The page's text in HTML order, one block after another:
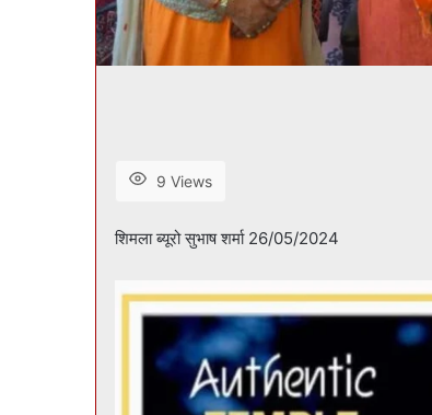
9 Views
शिमला ब्यूरो सुभाष शर्मा 26/05/2024